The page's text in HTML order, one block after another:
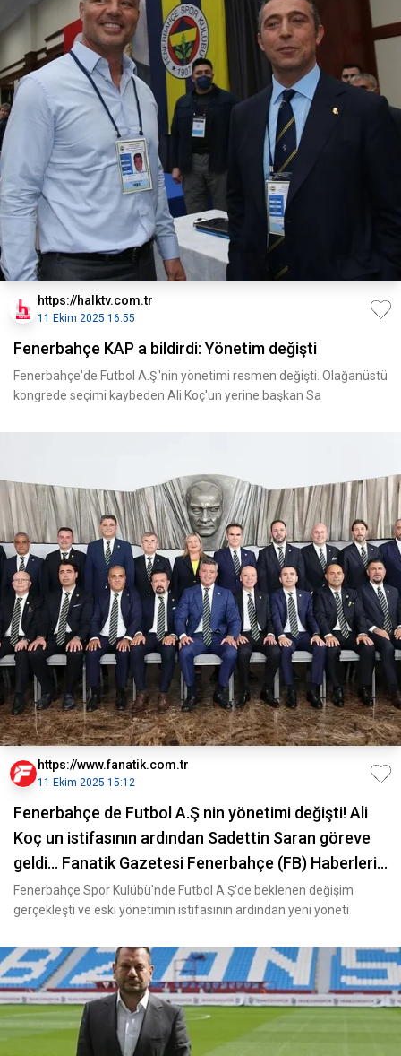
https://halktv.com.tr
11 Ekim 2025 16:55
Fenerbahçe KAP a bildirdi: Yönetim değişti
Fenerbahçe'de Futbol A.Ş.'nin yönetimi resmen değişti. Olağanüstü
kongrede seçimi kaybeden Ali Koç'un yerine başkan Sa
https://www.fanatik.com.tr
11 Ekim 2025 15:12
Fenerbahçe de Futbol A.Ş nin yönetimi değişti! Ali
Koç un istifasının ardından Sadettin Saran göreve
geldi... Fanatik Gazetesi Fenerbahçe (FB) Haberleri
Spor
Fenerbahçe Spor Kulübü'nde Futbol A.Ş'de beklenen değişim
gerçekleşti ve eski yönetimin istifasının ardından yeni yöneti